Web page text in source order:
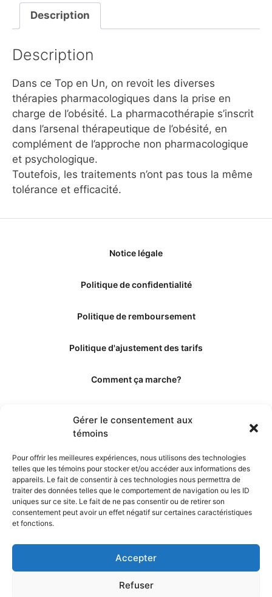
Gérer le consentement aux
témoins
Pour offrir les meilleures expériences, nous utilisons des technologies
telles que les témoins pour stocker et/ou accéder aux informations des
appareils. Le fait de consentir à ces technologies nous permettra de
traiter des données telles que le comportement de navigation ou les ID
uniques sur ce site. Le fait de ne pas consentir ou de retirer son
consentement peut avoir un effet négatif sur certaines caractéristiques
et fonctions.
Accepter
Refuser
Description
Description
Dans ce Top en Un, on revoit les diverses
thérapies pharmacologiques dans la prise en
charge de l’obésité. La pharmacothérapie s’inscrit
dans l’arsenal thérapeutique de l’obésité, en
complément de l’approche non pharmacologique
et psychologique.
Toutefois, les traitements n’ont pas tous la même
tolérance et efficacité.
Notice légale
Politique de confidentialité
Politique de remboursement
Politique d'ajustement des tarifs
Comment ça marche?
Les éditeurs
Les experts et collaborateurs